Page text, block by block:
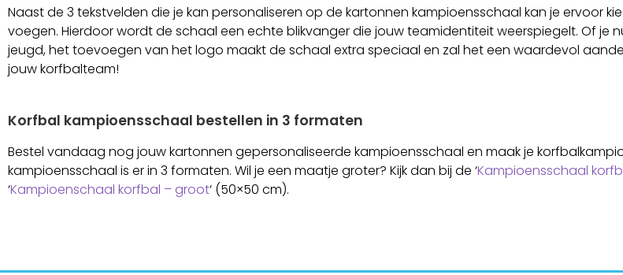
Naast de 3 tekstvelden die je kan personaliseren op de kartonnen kampioensschaal kan je ervoor
voegen. Hierdoor wordt de schaal een echte blikvanger die jouw teamidentiteit weerspiegelt. Of je
jeugd, het toevoegen van het logo maakt de schaal extra speciaal en zal het een waardevol
jouw korfbalteam!
Korfbal kampioensschaal bestellen in 3 formaten
Bestel vandaag nog jouw kartonnen gepersonaliseerde kampioensschaal en maak je
kampioensschaal is er in 3 formaten. Wil je een maatje groter? Kijk dan bij de ‘Kampioensschaal
‘Kampioenschaal korfbal – groot‘ (50×50 cm).